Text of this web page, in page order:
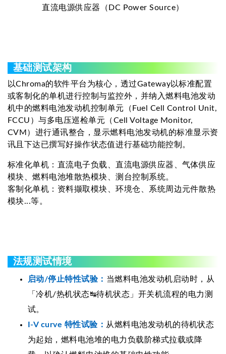
直流电源供应器（DC Power Source）
基础测试架构
以Chroma的软件平台为核心，透过Gateway以标准配置
或客制化的单机进行控制与监控外，并纳入燃料电池发动
机中的燃料电池发动机控制单元（Fuel Cell Control Unit,
FCCU）与多电压巡检单元（Cell Voltage Monitor,
CVM）进行通讯整合，显示燃料电池发动机的标准显示资
讯且下达已撰写好操作状态值进行基础功能控制。
标准化单机：直流电子负载、直流电源供应器、气体供应
模块、燃料电池堆散热模块、测台控制系统。
客制化单机：资料撷取模块、环境仓、系统周边元件散热
模块...等。
法规测试情境
启动/停止特性试验： 当燃料电池发动机启动时，从
「冷机/热机状态↹待机状态」开关机流程的电力测
试。
I-V curve 特性试验： 从燃料电池发动机的待机状态
为起始，燃料电池堆的电力负载阶梯式拉载或降